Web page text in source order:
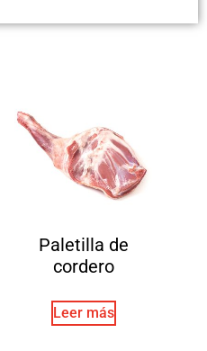
Paletilla de
cordero
Leer más